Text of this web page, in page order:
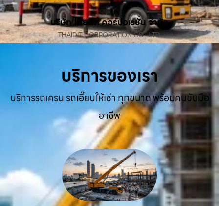
บริษัท ไทยดิท คอร์ปอเรชั่น จำกัด
THAIDIT CORPORATION CO., LTD.
บริการของเรา
บริการรถเครน รถเฮี๊ยบให้เช่า ทุกขนาด พร้อมคนขับมือ
อาชีพ